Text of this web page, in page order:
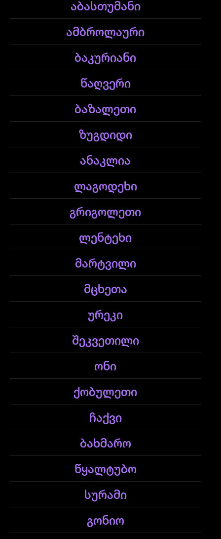
აბასთუმანი
ამბროლაური
ბაკურიანი
წაღვერი
ბაზალეთი
ზუგდიდი
ანაკლია
ლაგოდეხი
გრიგოლეთი
ლენტეხი
მარტვილი
მცხეთა
ურეკი
შეკვეთილი
ონი
ქობულეთი
ჩაქვი
ბახმარო
წყალტუბო
სურამი
გონიო